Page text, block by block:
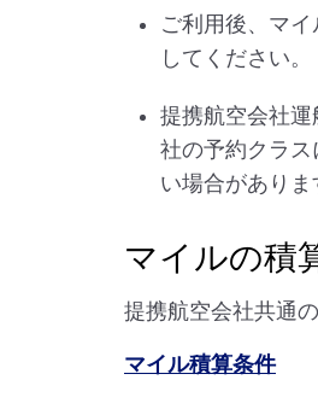
ご利用後、マ
してください。
提携航空会社
社の予約クラ
い場合がありま
マイルの積
提携航空会社共通
マイル積算条件